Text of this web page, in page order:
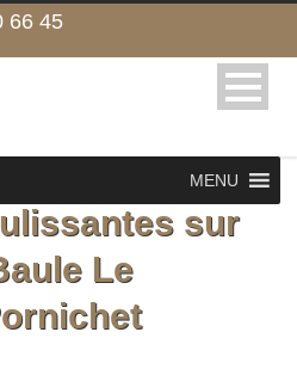
66 45
MENU
sur
Le